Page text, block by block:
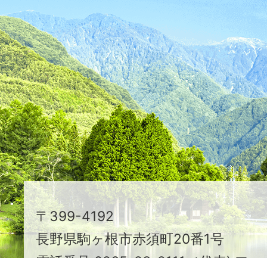
た
つ
映
え
る
ま
ち
駒
ヶ
根
〒399-4192
長野県駒ヶ根市赤須町20番1号